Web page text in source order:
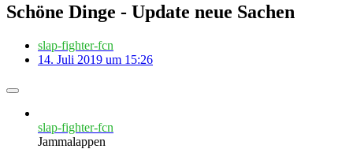
Schöne Dinge - Update neue Sachen
slap-fighter-fcn
14. Juli 2019 um 15:26
slap-fighter-fcn
Jammalappen